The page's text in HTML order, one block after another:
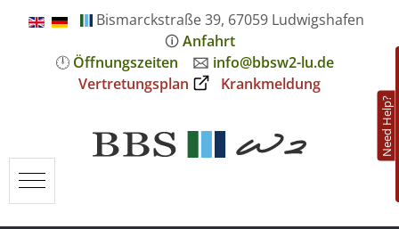
Bismarckstraße 39, 67059 Ludwigshafen
🛈Anfahrt
🕛 Öffnungszeiten 🖂 info@bbsw2-lu.de
Vertretungsplan
Krankmeldung
Need Help?
Mobile Menu Toggle